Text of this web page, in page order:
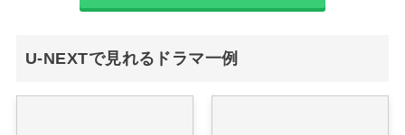
U-NEXTで見れるドラマ一例